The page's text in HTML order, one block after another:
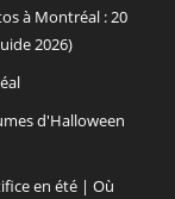
à Montréal : 20
2026)
d'Halloween
en été | Où